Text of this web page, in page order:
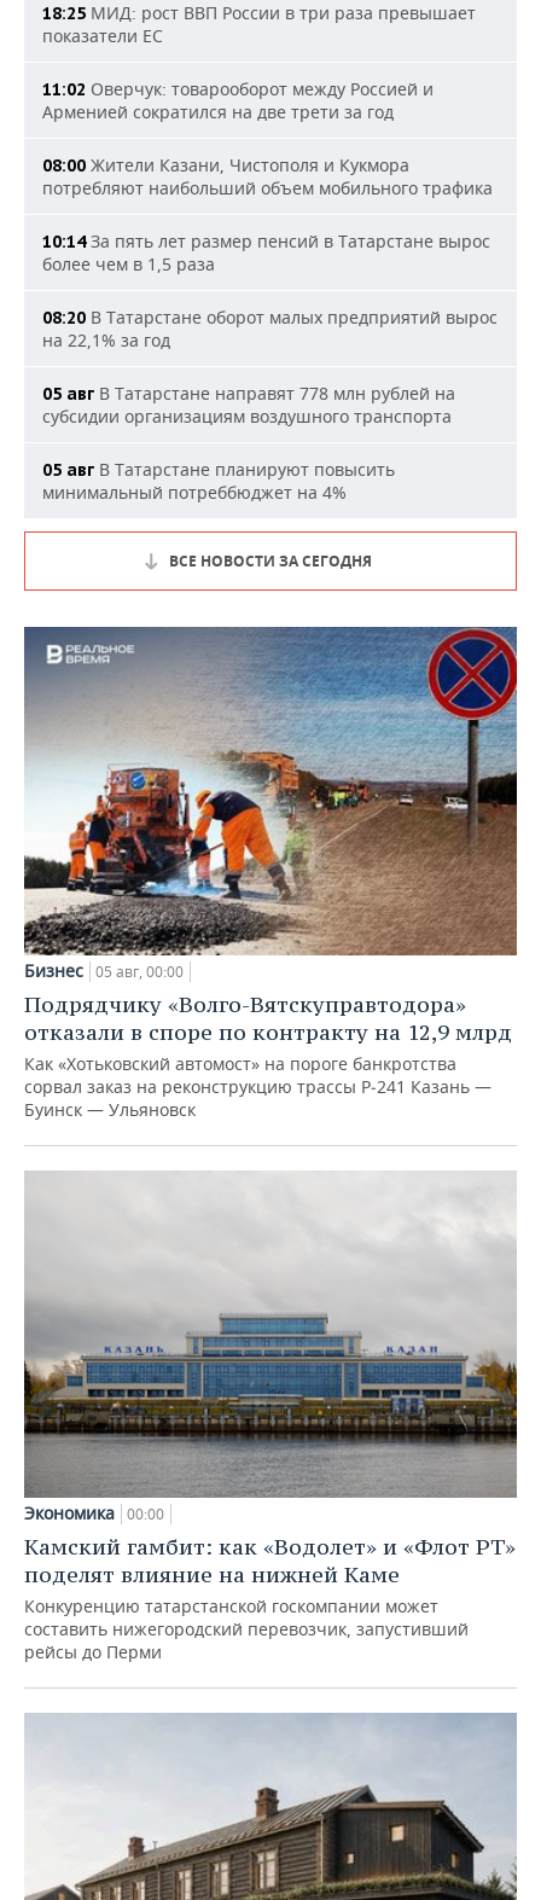
18:25 МИД: рост ВВП России в три раза превышает
показатели ЕС
11:02 Оверчук: товарооборот между Россией и
Арменией сократился на две трети за год
08:00 Жители Казани, Чистополя и Кукмора
потребляют наибольший объем мобильного трафика
10:14За пять лет размер пенсий в Татарстане вырос
более чем в 1,5 раза
08:20 В Татарстане оборот малых предприятий вырос
на 22,1% за год
05 авг В Татарстане направят 778 млн рублей на
субсидии организациям воздушного транспорта
05 авг В Татарстане планируют повысить
минимальный потреббюджет на 4%
ВСЕ НОВОСТИ ЗА СЕГОДНЯ
Бизнес 05 авг, 00:00
Подрядчику «Волго-Вятскуправтодора»
отказали в споре по контракту на 12,9 млрд
Как «Хотьковский автомост» на пороге банкротства
сорвал заказ на реконструкцию трассы Р‑241 Казань —
Буинск — Ульяновск
Экономика 00:00
Камский гамбит: как «Водолет» и «Флот РТ»
поделят влияние на нижней Каме
Конкуренцию татарстанской госкомпании может
составить нижегородский перевозчик, запустивший
рейсы до Перми